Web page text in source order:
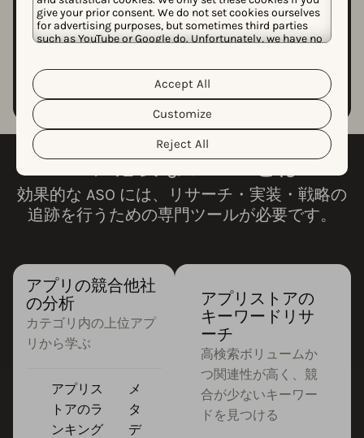
give your prior consent. We do not set cookies ourselves
for advertising purposes, but sometimes third parties
such as YouTube or Google do. Unfortunately, we have no
personal data and the different cookies we use, please
read our
Cookie Policy&Privacy Policy
customize your cookie settings and preferences by
clicking the “Customize” button.
Reject All
Customize
Accept All
ASO に必要なツールとは？
効果的な ASO には、リサーチ・実装・戦略の
追跡を行うための専門ツールが必要です。
アプリの競合他社
の分析
カテゴリ内の上位アプ
リから学ぶ
アプリス
トアのラ
ンキング
メ
タ
デ
アプリストアの
キーワードリサ
ーチ
高検索ボリュームか
つ関連性が高く、競
合が少ないキーワー
ドを見つける